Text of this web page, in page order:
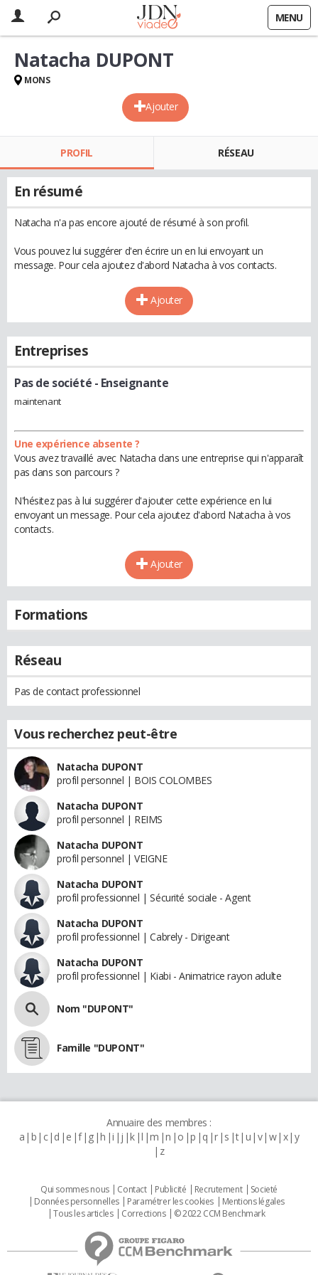
MENU
Ajouter
Natacha DUPONT
MONS
PROFIL RÉSEAU
En résumé
Natacha n'a pas encore ajouté de résumé à son profil.
Vous pouvez lui suggérer d'en écrire un en lui envoyant un
message. Pour cela ajoutez d'abord Natacha à vos contacts.
Ajouter
Entreprises
Pas de société - Enseignante
maintenant
Une expérience absente ?
Vous avez travaillé avec Natacha dans une entreprise qui n'apparaît
pas dans son parcours ?
N'hésitez pas à lui suggérer d'ajouter cette expérience en lui
envoyant un message. Pour cela ajoutez d'abord Natacha à vos
contacts.
Ajouter
Formations
Réseau
Pas de contact professionnel
Vous recherchez peut-être
Natacha DUPONT
profil personnel | BOIS COLOMBES
Natacha DUPONT
profil personnel | REIMS
Natacha DUPONT
profil personnel | VEIGNE
Natacha DUPONT
profil professionnel | Sécurité sociale - Agent
Natacha DUPONT
profil professionnel | Cabrely - Dirigeant
Natacha DUPONT
profil professionnel | Kiabi - Animatrice rayon adulte
Nom "DUPONT"
Famille "DUPONT"
Annuaire des membres :
a b c d e f g h i j k l m n o p q r s t u v w x y
z
Qui sommes nous Contact Publicité Recrutement
Societé
Données personnelles
Paramétrer les cookies
Mentions légales
Tous les articles
Corrections © 2022 CCM Benchmark